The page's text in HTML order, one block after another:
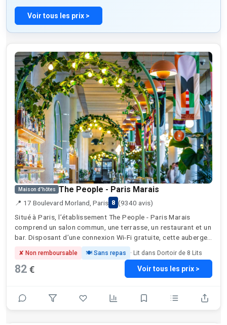
Voir tous les prix >
Maison d'hôtes The People - Paris Marais
📍 17 Boulevard Morland, Paris 8 (9340 avis)
Situé à Paris, l’établissement The People - Paris Marais
comprend un salon commun, une terrasse, un restaurant et un
bar. Disposant d’une connexion Wi-Fi gratuite, cette auberge
de jeunesse est à respectivement 1,2 km et 1,6 km environ
de: Gare de Lyon et Cathédrale Notre-Dame de Paris. Vous
trouverez sur place un karaoké et une cuisine commune. Vous
profiterez aussi d’une armoire. Un petit-déjeuner buffet,
espagnol et français, le personnel de la réception se fera un
✘ Non remboursable 🍽 Sans repas · Lit dans Dortoir de 8 Lits
82 € Voir tous les prix >